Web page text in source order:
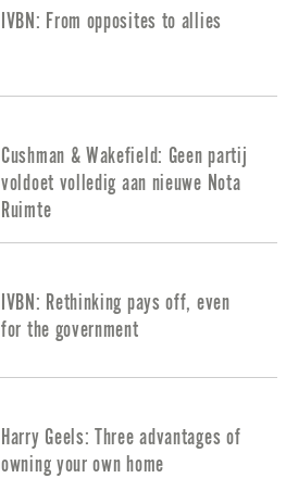
IVBN: From opposites to allies
Cushman & Wakefield: Geen partij
voldoet volledig aan nieuwe Nota
Ruimte
IVBN: Rethinking pays off, even
for the government
Harry Geels: Three advantages of
owning your own home